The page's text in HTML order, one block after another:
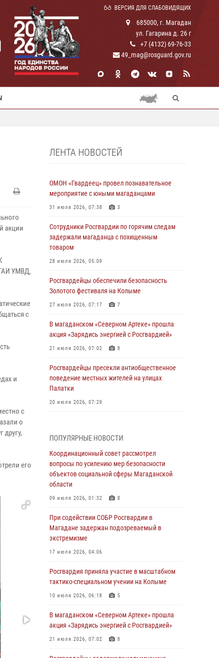
ВЕРСИЯ ДЛЯ СЛАБОВИДЯЩИХ
685000, г. Магадан
ул. Гагарина д. 26 г
+7 (4132) 69-76-33
49_mag@rosguard.gov.ru
акции
УМВД,
с
и
с
о
другу,
его
ЛЕНТА НОВОСТЕЙ
ОМОН «Гвардеец» провел познавательное
мероприятие с юными магаданцами
31 июля 2026, 07:38 3
Сотрудники Росгвардии по горячим следам
задержали магаданца с похищенным
товаром
28 июля 2026, 05:09
Росгвардейцы обеспечили безопасность
Золотого фестиваля на Колыме
27 июля 2026, 07:17 7
В магаданском «Северном Артеке» прошла
акция «Зарядись энергией с Росгвардией»
21 июля 2026, 07:02 8
Росгвардейцы пресекли антиобщественное
поведение местных жителей на улицах
Палатки
20 июля 2026, 07:29
подшефных кадет с победой в «Зарнице 2.0»
20 июля 2026, 04:02 8
При содействии СОБР Росгвардии в
Магадане задержан подозреваемый в
экстремизме
«Каникулы с Росгвардией» продолжаются на
Колыме
16 июля 2026, 03:27
Начальник Главного штаба – первый
заместитель директора Росгвардии Герой
России генерал-полковник Сергей Бойко
профессиональным праздником
15 июля 2026, 06:21
ПОПУЛЯРНЫЕ НОВОСТИ
Координационный совет рассмотрел
вопросы по усилению мер безопасности
объектов социальной сферы Магаданской
области
09 июля 2026, 01:32 8
При содействии СОБР Росгвардии в
Магадане задержан подозреваемый в
экстремизме
17 июля 2026, 04:06
Росгвардия приняла участие в масштабном
тактико-специальном учении на Колыме
10 июля 2026, 06:18 5
В магаданском «Северном Артеке» прошла
акция «Зарядись энергией с Росгвардией»
21 июля 2026, 07:02 8